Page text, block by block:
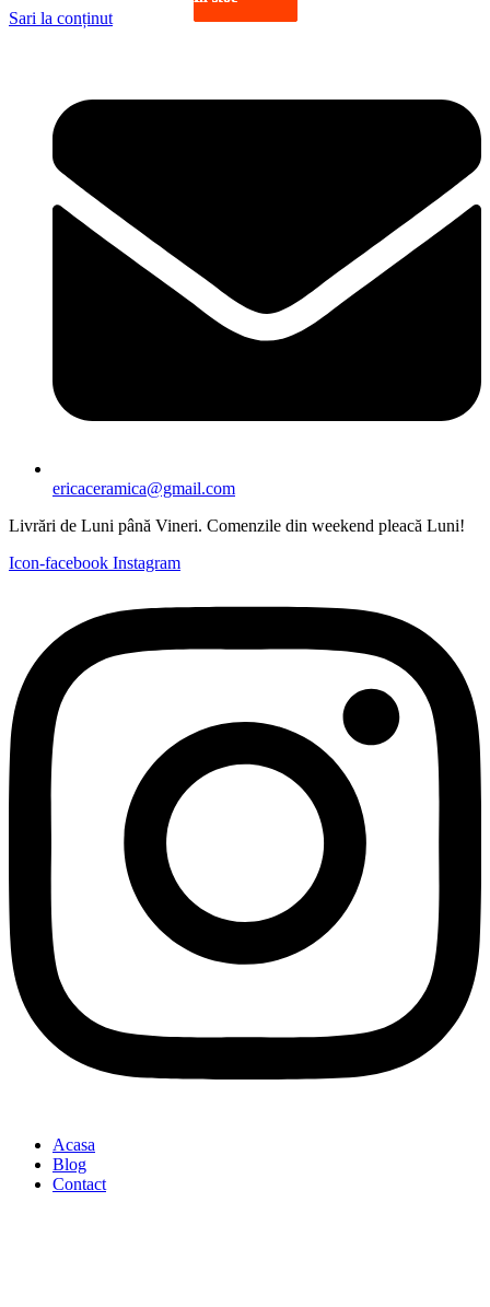
Sari la conținut
ericaceramica@gmail.com
Livrări de Luni până Vineri. Comenzile din weekend pleacă Luni!
Icon-facebook Instagram
Acasa
Blog
Contact